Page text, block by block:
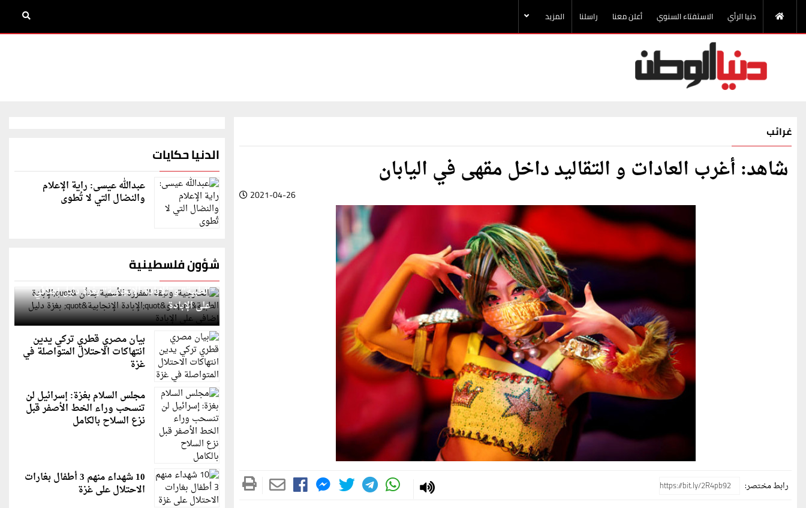
دنيا الرأي الاستفتاء السنوي أعلن معنا راسلنا المزيد
غرائب
شاهد: أغرب العادات و التقاليد داخل مقهى في اليابان
2021-04-26
رابط مختصر:
الدنيا حكايات
عبدالله عيسى: راية الإعلام
والنضال التي لا تُطوى
شؤون فلسطينية
الخارجية: وثيقة المقررة الأممية بشأن "الإبادة
الطبية" و"الإبادة الإنجابية" بغزة دليل إضافي
على الإبادة
بيان مصري قطري تركي يدين
انتهاكات الاحتلال المتواصلة في
غزة
مجلس السلام بغزة: إسرائيل لن
تنسحب وراء الخط الأصفر قبل
نزع السلاح بالكامل
10 شهداء منهم 3 أطفال بغارات
الاحتلال على غزة